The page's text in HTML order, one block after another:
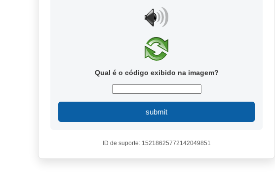
Qual é o código exibido na imagem?
submit
ID de suporte: 15218625772142049851